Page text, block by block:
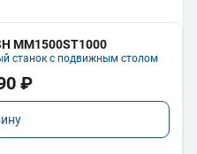
MM1500ST1000
станок с подвижным столом
₽